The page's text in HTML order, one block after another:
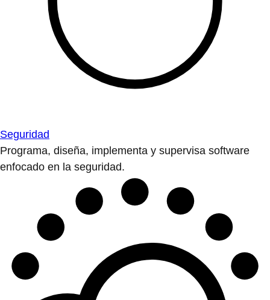
Seguridad
Programa, diseña, implementa y supervisa software
enfocado en la seguridad.